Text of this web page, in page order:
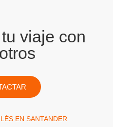
viaje con
EN SANTANDER